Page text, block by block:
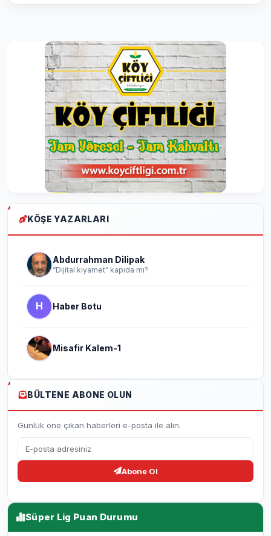
KÖŞE YAZARLARI
Abdurrahman Dilipak
“Dijital kıyamet“ kapıda mı?
H Haber Botu
Misafir Kalem-1
BÜLTENE ABONE OLUN
Günlük öne çıkan haberleri e-posta ile alın.
Abone Ol
Süper Lig Puan Durumu